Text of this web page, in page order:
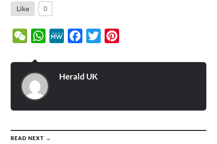
Like 0
WeChatWhatsApp
MeWe Facebook
Twitter
Herald UK
READ NEXT →